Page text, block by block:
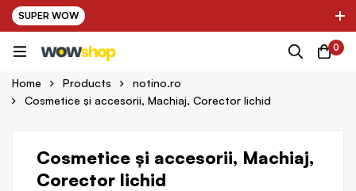
SUPER WOW
✌ Nou! Ultimii parteneri adaugati in platforma:
Farma ✌
0
Home Products
notino.ro
Cosmetice și accesorii, Machiaj, Corector lichid
Cosmetice și accesorii, Machiaj,
Corector lichid